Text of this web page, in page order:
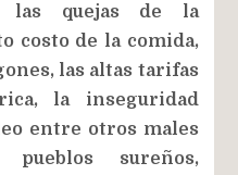
las quejas de la
costo de la comida,
las altas tarifas
la inseguridad
entre otros males
sureños,